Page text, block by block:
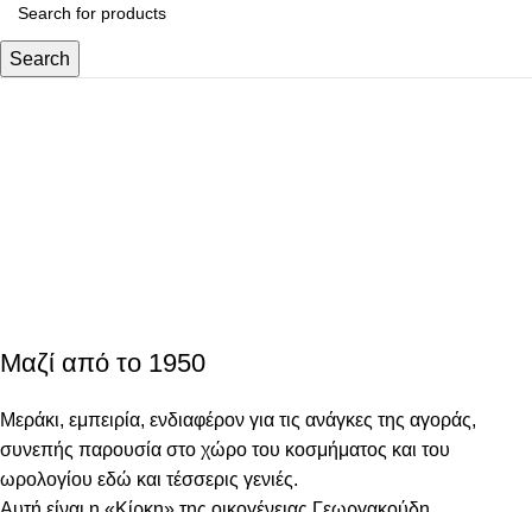
Search
Μαζί από το 1950
Μεράκι, εμπειρία, ενδιαφέρον για τις ανάγκες της αγοράς,
συνεπής παρουσία στο χώρο του κοσμήματος και του
ωρολογίου εδώ και τέσσερις γενιές.